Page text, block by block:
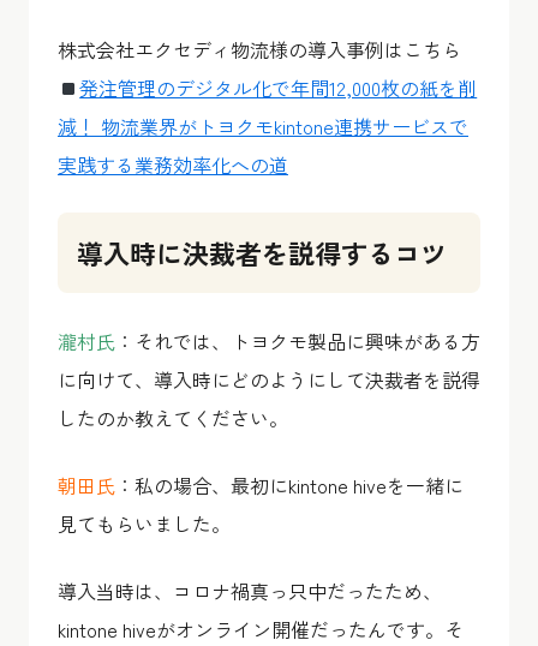
株式会社エクセディ物流様の導入事例はこちら
発注管理のデジタル化で年間12,000枚の紙を削
減！ 物流業界がトヨクモkintone連携サービスで
実践する業務効率化への道
導入時に決裁者を説得するコツ
瀧村氏 ：それでは、トヨクモ製品に興味がある方
に向けて、導入時にどのようにして決裁者を説得
したのか教えてください。
朝田氏 ：私の場合、最初にkintone hiveを一緒に
見てもらいました。
導入当時は、コロナ禍真っ只中だったため、
kintone hiveがオンライン開催だったんです。そ